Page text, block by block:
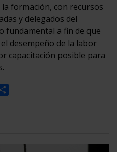
formación, con recursos
y delegados del
fundamental a fin de que
desempeño de la labor
capacitación posible para